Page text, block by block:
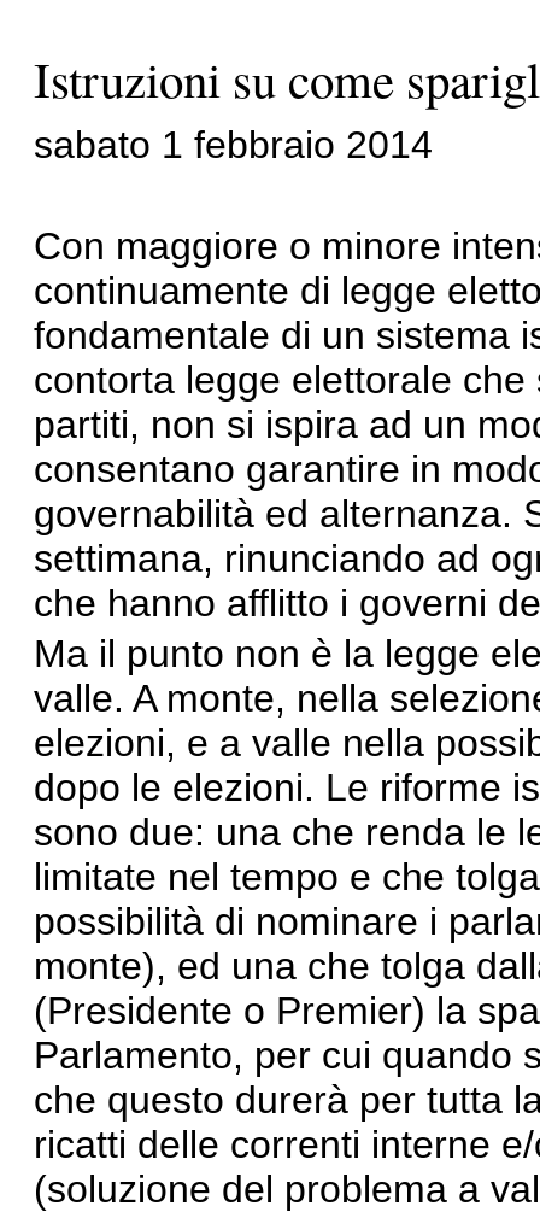
Istruzioni su come
sabato 1 febbraio 2014
Con maggiore o minore
continuamente di legge
fondamentale di un sistema
contorta legge elettorale
partiti, non si ispira ad un
consentano garantire in
governabilità ed alternanza.
settimana, rinunciando ad
che hanno afflitto i governi
Ma il punto non è la legge
valle. A monte, nella
elezioni, e a valle nella
dopo le elezioni. Le riforme
sono due: una che renda le
limitate nel tempo e che
possibilità di nominare i
monte), ed una che tolga
(Presidente o Premier) la
Parlamento, per cui quando
che questo durerà per tutta
ricatti delle correnti interne
(soluzione del problema a